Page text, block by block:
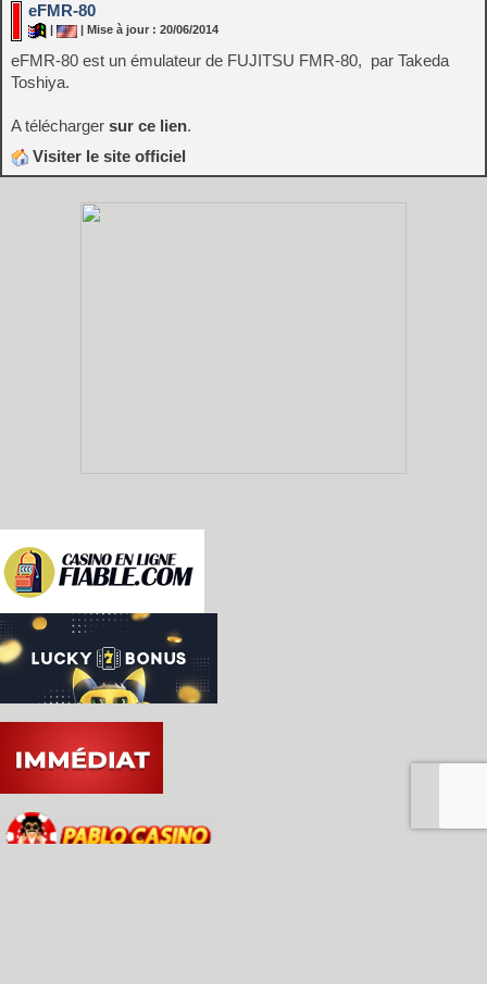
eFMR-80
| Mise à jour : 20/06/2014
eFMR-80 est un émulateur de FUJITSU FMR-80, par Takeda
Toshiya.
A télécharger sur ce lien.
Visiter le site officiel